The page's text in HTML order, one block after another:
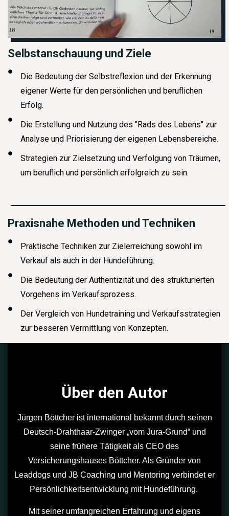
Selbstanschauung und Ziele
Die Bedeutung der Selbstreflexion und der Erkennung
eigener Werte für den persönlichen und beruflichen
Erfolg.
Die Erstellung und Nutzung des "Rads des Lebens" zur
Analyse und Priorisierung der eigenen Lebensbereiche.
Strategien zur Zielsetzung und Verfolgung von Träumen,
um beruflich und persönlich erfolgreich zu sein.
Praxisnahe Methoden und Techniken
Praktische Techniken zur Zielerreichung sowohl im
Verkauf als auch in der Hundeführung.
Die Bedeutung der Authentizität und des strukturierten
Vorgehens im Verkaufsprozess.
Der Vergleich von Hundetraining und Verkaufsstrategien
zur besseren Vermittlung von Konzepten.
Über den Autor
Jürgen Böttcher ist international bekannt durch seinen
Deutsch-Drahthaar-Zwinger „vom Jura-Grund“ und
seine frühere Tätigkeit als CEO des
Versicherungshauses Böttcher. Als Gründer von
Leaddogs und JB Coaching und Mentoring verbindet er
Persönlichkeitsentwicklung mit Hundeführung.
Mit seiner umfangreichen Erfahrung und eigens